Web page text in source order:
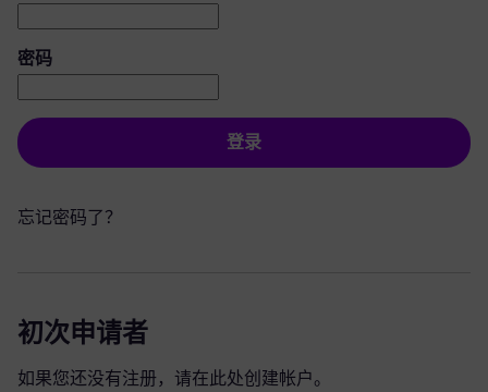
密码
登录
忘记密码了？
初次申请者
如果您还没有注册，请在此处创建帐户。